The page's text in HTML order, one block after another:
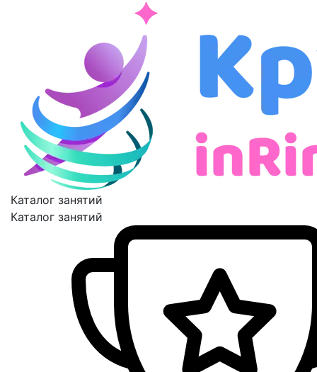
Каталог занятий
Каталог занятий